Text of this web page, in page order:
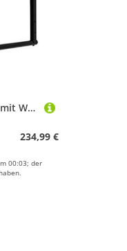
CWZZWS Klimmstangen mit Wand montiert horizontal
234,99 €
00:03; der